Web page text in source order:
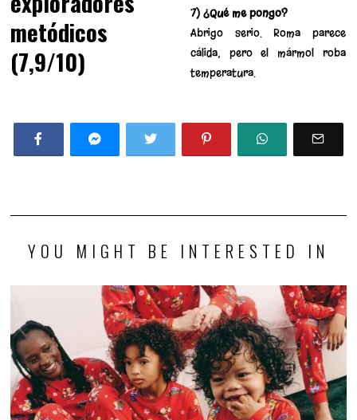
metódicos
(7,9/10)
7) ¿Qué me pongo?
Abrigo serio. Roma parece
cálida, pero el mármol roba
temperatura.
YOU MIGHT BE INTERESTED IN